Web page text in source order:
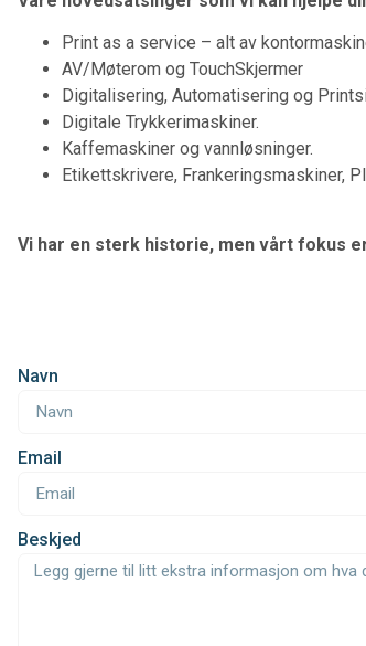
Print as a service – alt av
AV/Møterom og TouchSkjermer
Digitalisering, Automatisering og
Digitale Trykkerimaskiner.
Kaffemaskiner og vannløsninger.
Etikettskrivere, Frankeringsmaskiner,
Vi har en sterk historie, men vårt fokus
Navn
Email
Beskjed